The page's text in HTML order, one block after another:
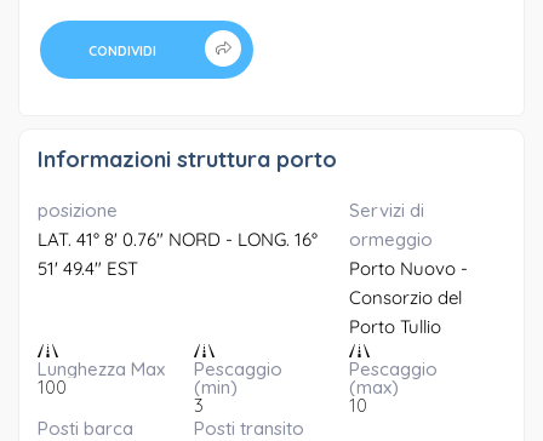
CONDIVIDI
Informazioni struttura porto
posizione
LAT. 41° 8' 0.76" NORD - LONG. 16°
51' 49.4" EST
Servizi di
ormeggio
Porto Nuovo -
Consorzio del
Porto Tullio
Lunghezza Max
100
Pescaggio
(min)
3
Pescaggio
(max)
10
Posti barca
Posti transito